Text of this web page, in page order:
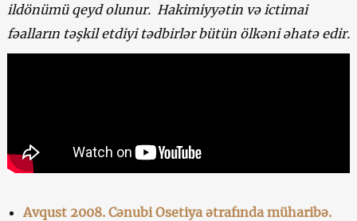
ildönümü qeyd olunur. Hakimiyyətin və ictimai
fəalların təşkil etdiyi tədbirlər bütün ölkəni əhatə edir.
Avqust 2008. Cənubi Osetiya ətrafında müharibə.